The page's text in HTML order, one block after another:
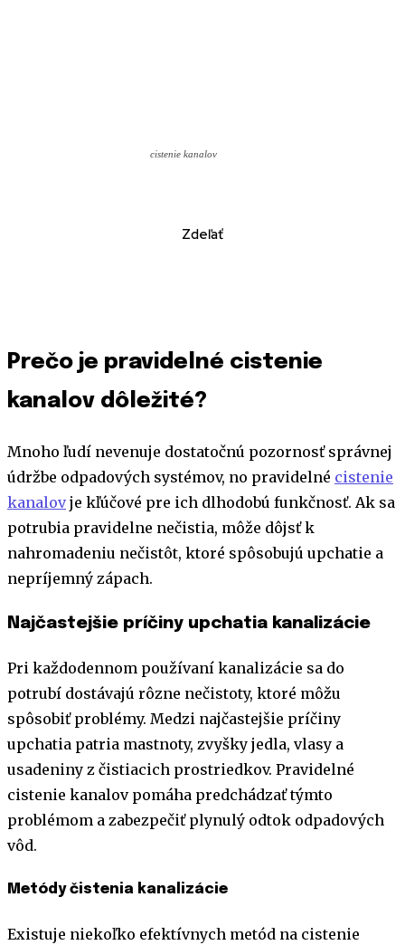
cistenie kanalov
Zdeľať
Prečo je pravidelné cistenie
kanalov dôležité?
Mnoho ľudí nevenuje dostatočnú pozornosť správnej
údržbe odpadových systémov, no pravidelné cistenie
kanalovje kľúčové pre ich dlhodobú funkčnosť. Ak sa
potrubia pravidelne nečistia, môže dôjsť k
nahromadeniu nečistôt, ktoré spôsobujú upchatie a
nepríjemný zápach.
Najčastejšie príčiny upchatia kanalizácie
Pri každodennom používaní kanalizácie sa do
potrubí dostávajú rôzne nečistoty, ktoré môžu
spôsobiť problémy. Medzi najčastejšie príčiny
upchatia patria mastnoty, zvyšky jedla, vlasy a
usadeniny z čistiacich prostriedkov. Pravidelné
cistenie kanalov pomáha predchádzať týmto
problémom a zabezpečiť plynulý odtok odpadových
vôd.
Metódy čistenia kanalizácie
Existuje niekoľko efektívnych metód na cistenie